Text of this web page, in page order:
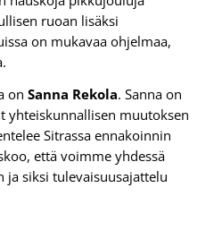
ruoan lisäksi
on mukavaa ohjelmaa,
on Sanna Rekola. Sanna on
yhteiskunnallisen muutoksen
Sitrassa ennakoinnin
että voimme yhdessä
ja siksi tulevaisuusajattelu